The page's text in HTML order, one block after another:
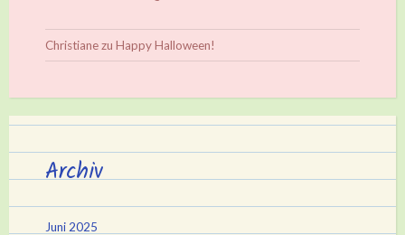
Christianezu Happy Halloween!
Archiv
Juni 2025